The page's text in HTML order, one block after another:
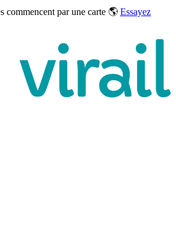
commencent par une carte 🌎 Essayez